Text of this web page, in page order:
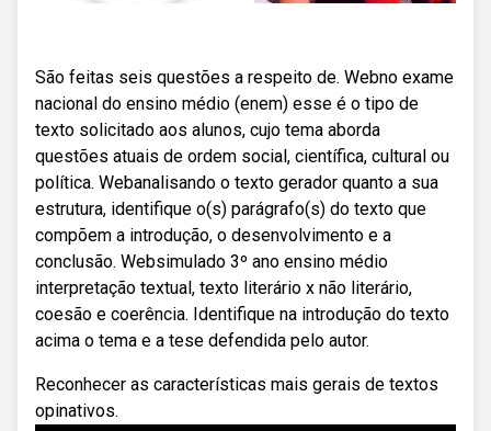
São feitas seis questões a respeito de. Webno exame
nacional do ensino médio (enem) esse é o tipo de
texto solicitado aos alunos, cujo tema aborda
questões atuais de ordem social, científica, cultural ou
política. Webanalisando o texto gerador quanto a sua
estrutura, identifique o(s) parágrafo(s) do texto que
compõem a introdução, o desenvolvimento e a
conclusão. Websimulado 3º ano ensino médio
interpretação textual, texto literário x não literário,
coesão e coerência. Identifique na introdução do texto
acima o tema e a tese defendida pelo autor.
Reconhecer as características mais gerais de textos
opinativos.